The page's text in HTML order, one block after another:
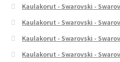
Kaulakorut - Swarovski -
Kaulakorut - Swarovski -
Kaulakorut - Swarovski -
Kaulakorut - Swarovski -